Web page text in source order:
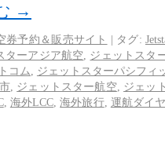
→
券予約＆販売サイト | タグ:
ターアジア航空
ジェットスタ
コム
ジェットスターパシフィ
, ジェットスター航空
ジェッ
, 海外LCC ,海外旅行, 運航ダイ